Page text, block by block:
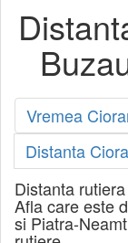
Vremea
Distanta
Distanta
Afla care este
si Piatra-